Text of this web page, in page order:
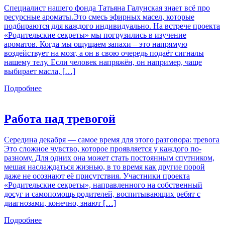
Специалист нашего фонда Татьяна Галунская знает всё про
ресурсные ароматы.Это смесь эфирных масел, которые
подбираются для каждого индивидуально. На встрече проекта
«Родительские секреты» мы погрузились в изучение
ароматов. Когда мы ощущаем запахи – это напрямую
воздействует на мозг, а он в свою очередь подаёт сигналы
нашему телу. Если человек напряжён, он например, чаще
выбирает масла, […]
Подробнее
Работа над тревогой
Середина декабря — самое время для этого разговора: тревога
Это сложное чувство, которое проявляется у каждого по-
разному. Для одних она может стать постоянным спутником,
мешая наслаждаться жизнью, в то время как другие порой
даже не осознают её присутствия. Участники проекта
«Родительские секреты», направленного на собственный
досуг и самопомощь родителей, воспитывающих ребят с
диагнозами, конечно, знают […]
Подробнее